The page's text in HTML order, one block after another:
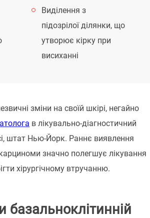
Виділення з
підозрілої ділянки, що
утворює кірку при
висиханні
зміни на своїй шкірі, негайно
в лікувально-діагностичний
штат Нью-Йорк. Раннє виявлення
значно полегшує лікування
хірургічному втручанню.
базальноклітинній